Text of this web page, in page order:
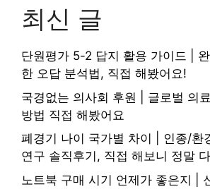
최신 글
단원평가 5-2 답지 활용 가이드 |
한 오답 분석법, 직접 해봤어요!
국경없는 의사회 후원 | 글로벌 의
방법 직접 해봤어요
폐경기 나이 국가별 차이 | 인종/환
연구 솔직후기, 직접 해보니 정말
노트북 구매 시기 언제가 좋은지 |